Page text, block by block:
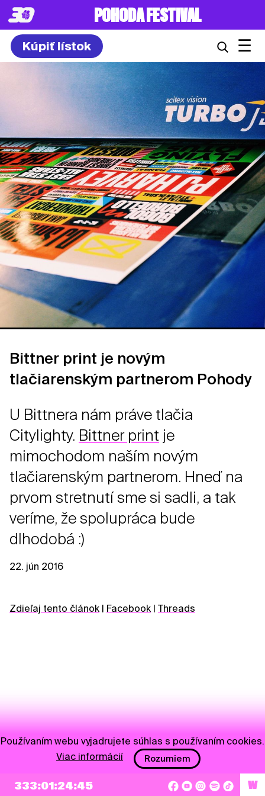
POHODA FESTIVAL
Kúpiť lístok ☰
Bittner print je novým
tlačiarenským partnerom Pohody
U Bittnera nám práve tlačia
Citylighty. Bittner print je
mimochodom naším novým
tlačiarenským partnerom. Hneď na
prvom stretnutí sme si sadli, a tak
veríme, že spolupráca bude
dlhodobá :)
22. jún 2016
Zdieľaj tento článok Facebook Threads
NEWSLETTER
333:01:24:45 W
Používaním webu vyjadrujete súhlas s používaním cookies.
Viac informácií
Rozumiem